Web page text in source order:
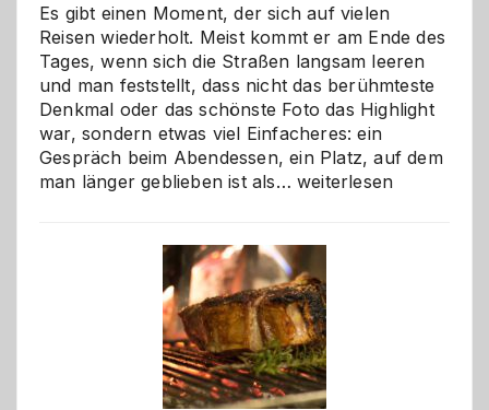
Es gibt einen Moment, der sich auf vielen
Reisen wiederholt. Meist kommt er am Ende des
Tages, wenn sich die Straßen langsam leeren
und man feststellt, dass nicht das berühmteste
Denkmal oder das schönste Foto das Highlight
war, sondern etwas viel Einfacheres: ein
Gespräch beim Abendessen, ein Platz, auf dem
man länger geblieben ist als… Als
–
die
Gelegenheit,
neue
Reiseziele
zu
entdecken
weiterlesen